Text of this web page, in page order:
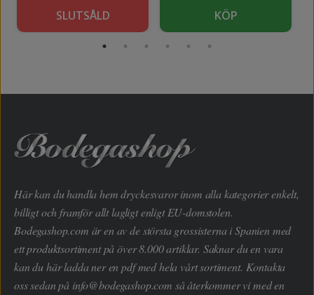
SLUTSÅLD KÖP
Här kan du handla hem dryckesvaror inom alla kategorier enkelt,
billigt och framför allt lagligt enligt EU-domstolen.
Bodegashop.com är en av de största grossisterna i Spanien med
ett produktsortiment på över 8.000 artiklar. Saknar du en vara
kan du här ladda ner en pdf med hela vårt sortiment. Kontakta
oss sedan på info@bodegashop.com så återkommer vi med en